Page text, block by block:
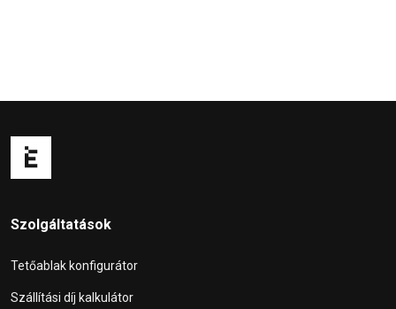
Szolgáltatások
Tetőablak konfigurátor
Szállítási díj kalkulátor